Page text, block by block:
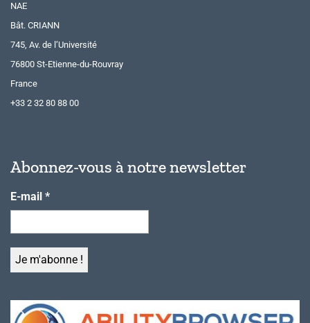
NAE
Bât. CRIANN
745, Av. de l’Université
76800 St-Etienne-du-Rouvray
France
+33 2 32 80 88 00
Abonnez-vous à notre newsletter
E-mail *